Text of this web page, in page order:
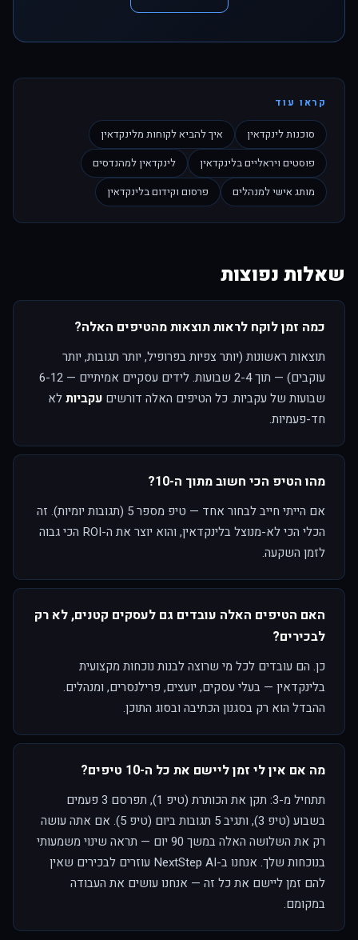
קראו עוד
סוכנות לינקדאין
איך להביא לקוחות מלינקדאין
פוסטים ויראליים בלינקדאין
לינקדאין למהנדסים
מותג אישי למנהלים
פרסום וקידום בלינקדאין
שאלות נפוצות
כמה זמן לוקח לראות תוצאות מהטיפים האלה?
תוצאות ראשונות (יותר צפיות בפרופיל, יותר תגובות, יותר
עוקבים) — תוך 2-4 שבועות. לידים עסקיים אמיתיים — 6-12
שבועות של עקביות. כל הטיפים האלה דורשים עקביותלא
חד-פעמיות.
מהו הטיפ הכי חשוב מתוך ה-10?
אם הייתי חייב לבחור אחד — טיפ מספר 5 (תגובות יומיות). זה
הכלי הכי לא-מנוצל בלינקדאין, והוא יוצר את ה-ROI הכי גבוה
לזמן השקעה.
האם הטיפים האלה עובדים גם לעסקים קטנים, לא רק
לבכירים?
כן. הם עובדים לכל מי שרוצה לבנות נוכחות מקצועית
בלינקדאין — בעלי עסקים, יועצים, פרילנסרים, ומנהלים.
ההבדל הוא רק בסגנון הכתיבה ובסוג התוכן.
מה אם אין לי זמן ליישם את כל ה-10 טיפים?
תתחיל מ-3: תקן את הכותרת (טיפ 1), תפרסם 3 פעמים
בשבוע (טיפ 3), ותגיב 5 תגובות ביום (טיפ 5). אם אתה עושה
רק את השלושה האלה במשך 90 יום — תראה שינוי משמעותי
בנוכחות שלך. אנחנו ב-NextStep AI עוזרים לבכירים שאין
להם זמן ליישם את כל זה — אנחנו עושים את העבודה
במקומם.